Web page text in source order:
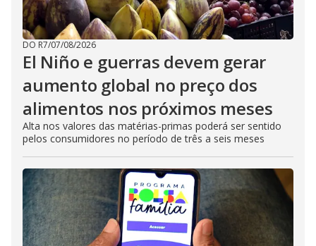
DO R7/07/08/2026
El Niño e guerras devem gerar
aumento global no preço dos
alimentos nos próximos meses
Alta nos valores das matérias-primas poderá ser sentido
pelos consumidores no período de três a seis meses